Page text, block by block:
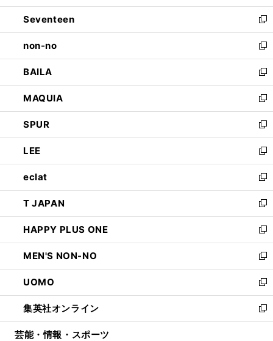
開
く
ウ
で
開
く
ン
ド
ウ
で
開
く
Seventeen
新
し
い
ウ
ィ
ン
ド
ウ
で
開
く
non-no
新
し
い
ウ
ィ
ン
ド
ウ
で
開
く
BAILA
新
し
い
ウ
ィ
ン
ド
ウ
で
開
く
MAQUIA
新
し
い
ウ
ィ
ン
ド
ウ
で
開
く
SPUR
新
し
い
ウ
ィ
ン
ド
ウ
で
開
く
LEE
新
し
い
ウ
ィ
ン
ド
ウ
で
開
く
eclat
新
し
い
ウ
ィ
ン
ド
ウ
で
開
く
T JAPAN
新
し
い
ウ
ィ
ン
ド
ウ
で
開
HAPPY PLUS ONE
新
し
い
ウ
ィ
ン
ド
ウ
MEN'S NON-NO
新
し
い
ウ
ィ
ン
UOMO
新
し
い
ウ
集英社オンライン
新
し
芸能・情報・スポーツ